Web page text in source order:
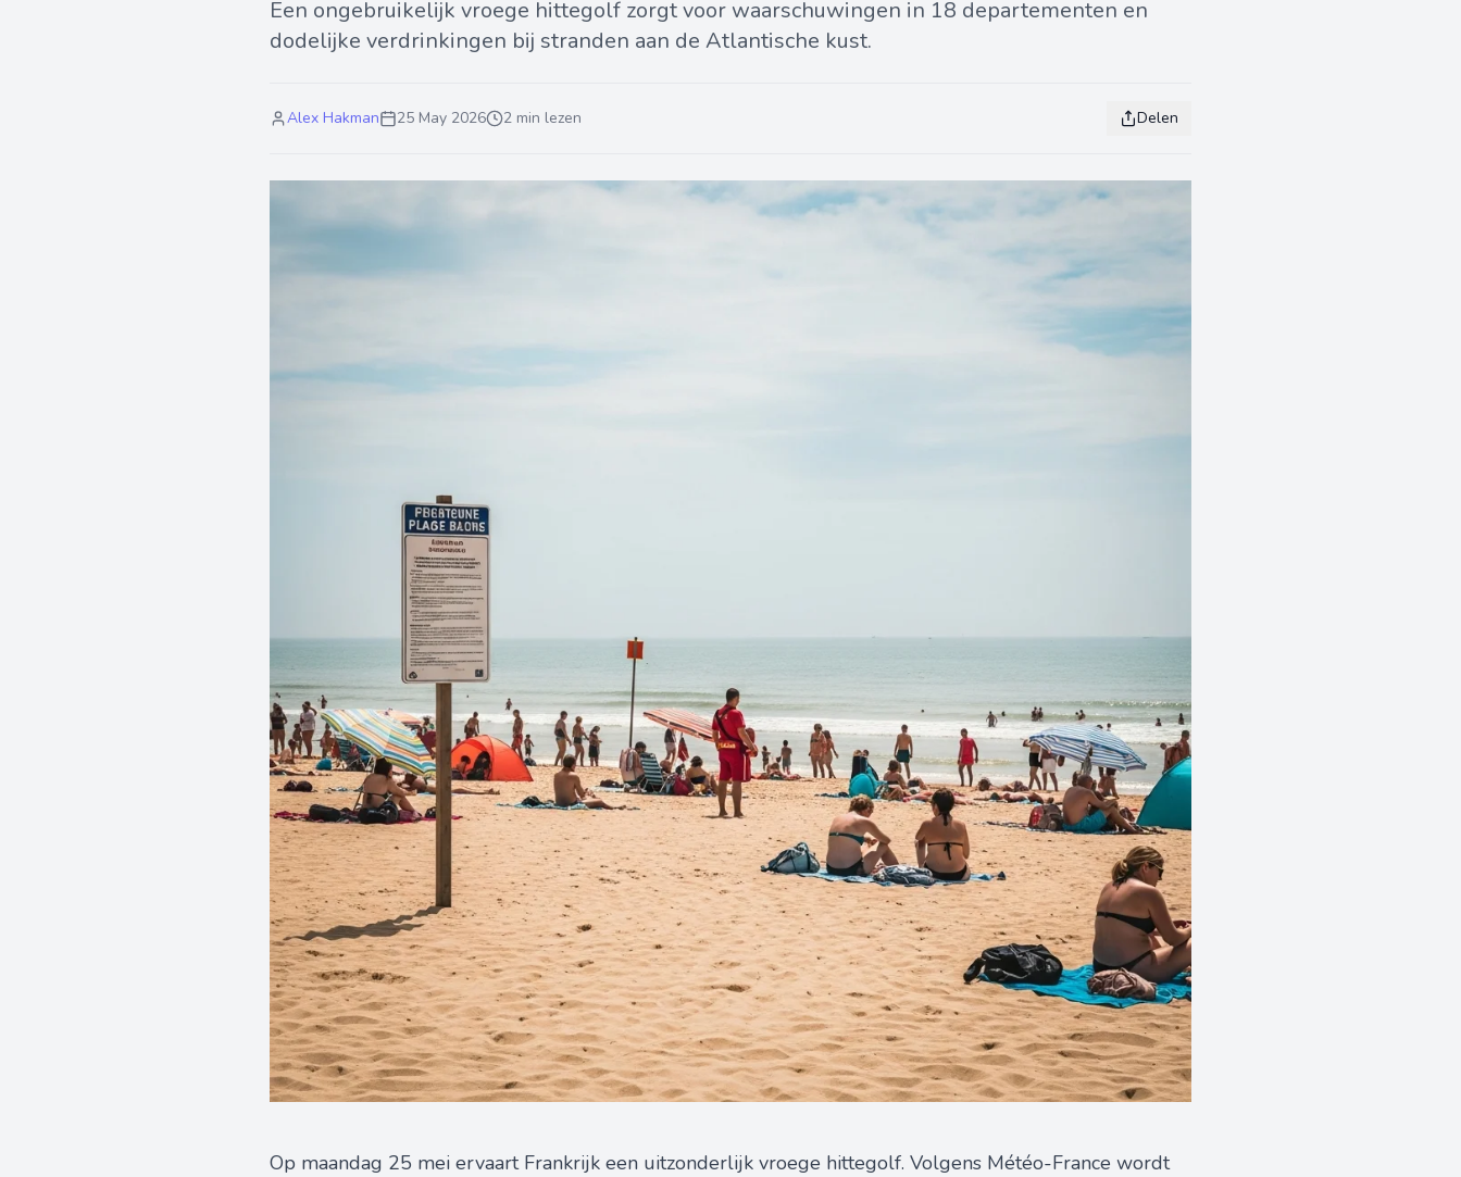
Een ongebruikelijk vroege hittegolf zorgt voor waarschuwingen in 18 departementen en
dodelijke verdrinkingen bij stranden aan de Atlantische kust.
Alex Hakman 25 May 2026 2 min lezen Delen
Op maandag 25 mei ervaart Frankrijk een uitzonderlijk vroege hittegolf. Volgens Météo-France wordt